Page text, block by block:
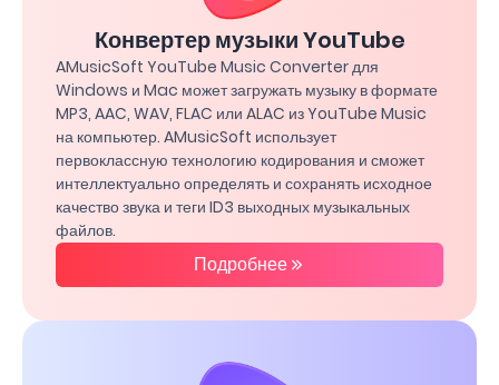
Конвертер музыки YouTube
AMusicSoft YouTube Music Converter для
Windows и Mac может загружать музыку в формате
MP3, AAC, WAV, FLAC или ALAC из YouTube Music
на компьютер. AMusicSoft использует
первоклассную технологию кодирования и сможет
интеллектуально определять и сохранять исходное
качество звука и теги ID3 выходных музыкальных
файлов.
Подробнее